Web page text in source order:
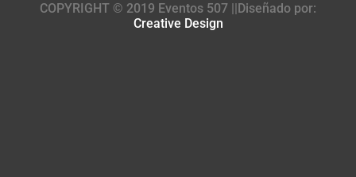
COPYRIGHT © 2019 Eventos 507 ||Diseñado por:
Creative Design